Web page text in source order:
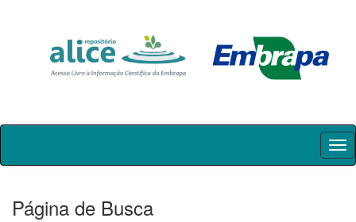
Skip
Página de Busca